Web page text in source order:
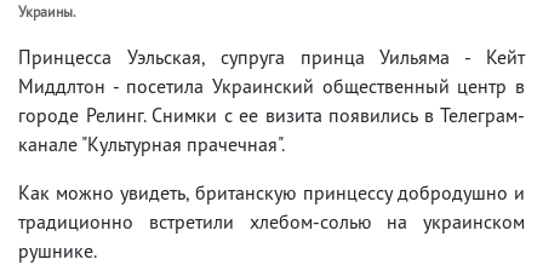
Украины.
Принцесса Уэльская, супруга принца Уильяма - Кейт
Миддлтон - посетила Украинский общественный центр в
городе Релинг. Снимки с ее визита появились в Телеграм-
канале "Культурная прачечная".
Как можно увидеть, британскую принцессу добродушно и
традиционно встретили хлебом-солью на украинском
рушнике.